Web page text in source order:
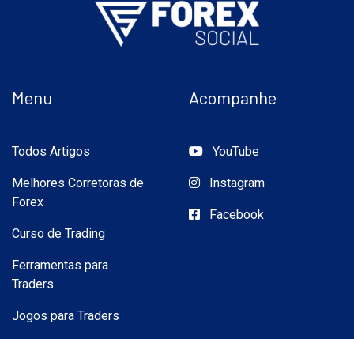
Menu
Todos Artigos
Melhores Corretoras de
Forex
Curso de Trading
Ferramentas para
Traders
Jogos para Traders
Acompanhe
YouTube
Instagram
Facebook